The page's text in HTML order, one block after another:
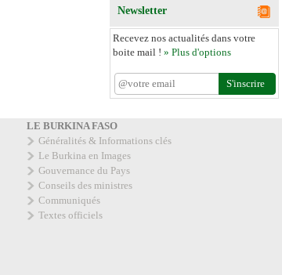
Newsletter
Recevez nos actualités dans votre
boite mail ! » Plus d'options
LE BURKINA FASO
Généralités & Informations clés
Le Burkina en Images
Gouvernance du Pays
Conseils des ministres
Communiqués
Textes officiels